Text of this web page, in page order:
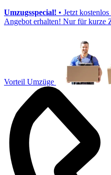
Umzugsspecial! • Jetzt
Angebot erhalten! Nur für kurze
Vorteil Umzüge